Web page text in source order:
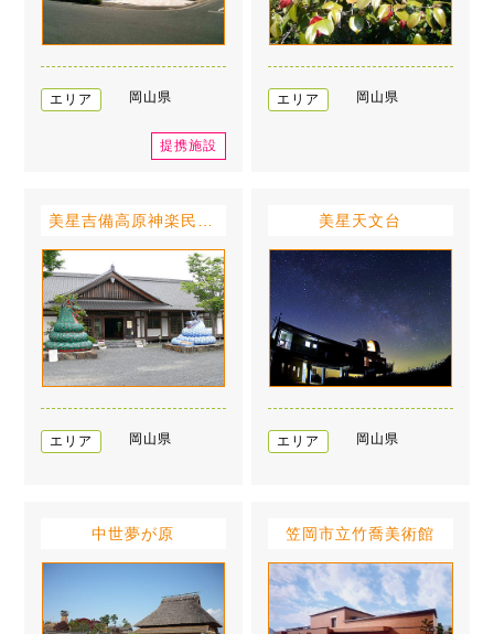
エリア 岡山県
提携施設
エリア 岡山県
エリア 岡山県
美星天文台
エリア 岡山県
中世夢が原 笠岡市立竹喬美術館